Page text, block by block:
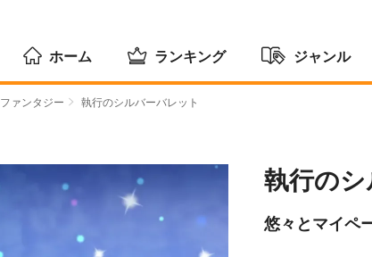
ホーム ランキング ジャンル
ファンタジー 執行のシルバーバレット
執行の
悠々とマイペ